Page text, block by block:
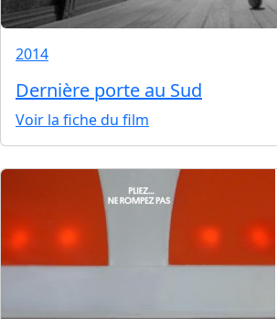
2014
Dernière porte au Sud
Voir la fiche du film